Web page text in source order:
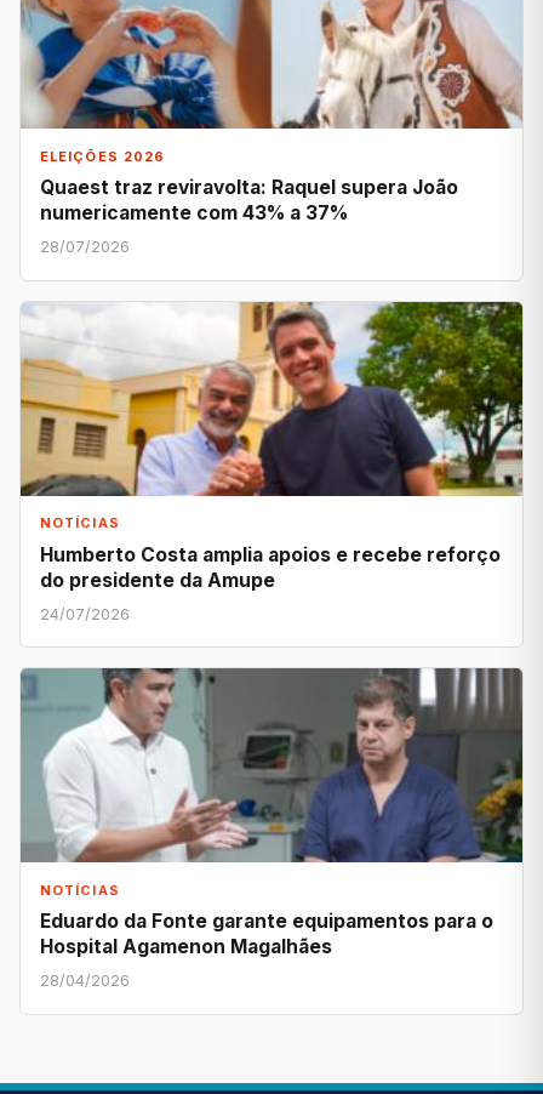
ELEIÇÕES 2026
Quaest traz reviravolta: Raquel supera João
numericamente com 43% a 37%
28/07/2026
NOTÍCIAS
Humberto Costa amplia apoios e recebe reforço
do presidente da Amupe
24/07/2026
NOTÍCIAS
Eduardo da Fonte garante equipamentos para o
Hospital Agamenon Magalhães
28/04/2026